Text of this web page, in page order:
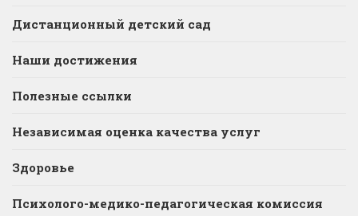
Дистанционный детский сад
Наши достижения
Полезные ссылки
Независимая оценка качества услуг
Здоровье
Психолого-медико-педагогическая комиссия